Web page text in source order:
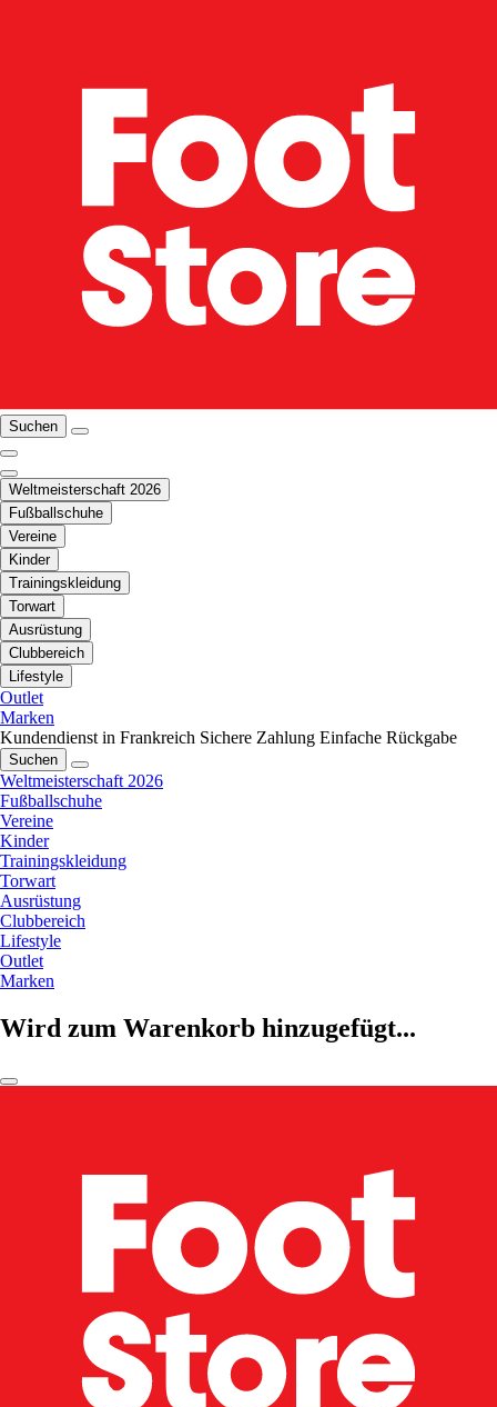
Suchen
Weltmeisterschaft 2026
Fußballschuhe
Vereine
Kinder
Trainingskleidung
Torwart
Ausrüstung
Clubbereich
Lifestyle
Outlet
Marken
Kundendienst in Frankreich Sichere Zahlung Einfache Rückgabe
Suchen
Weltmeisterschaft 2026
Fußballschuhe
Vereine
Kinder
Trainingskleidung
Torwart
Ausrüstung
Clubbereich
Lifestyle
Outlet
Marken
Wird zum Warenkorb hinzugefügt...